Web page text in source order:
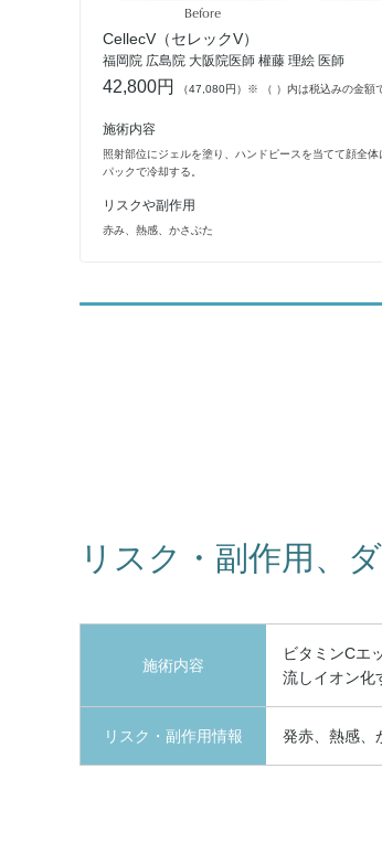
Before
CellecV（セレックV）
福岡院 広島院 大阪院医師 權藤 理絵 医師
42,800円 （47,080円） ※ （ ）内は税込みの金額
施術内容
照射部位にジェルを塗り、ハンドピースを当てて顔全
パックで冷却する。
リスクや副作用
赤み、熱感、かさぶた
リスク・副作用、
施術内容
ビタミンCエ
流しイオン化
リスク・副作用情報 発赤、熱感、